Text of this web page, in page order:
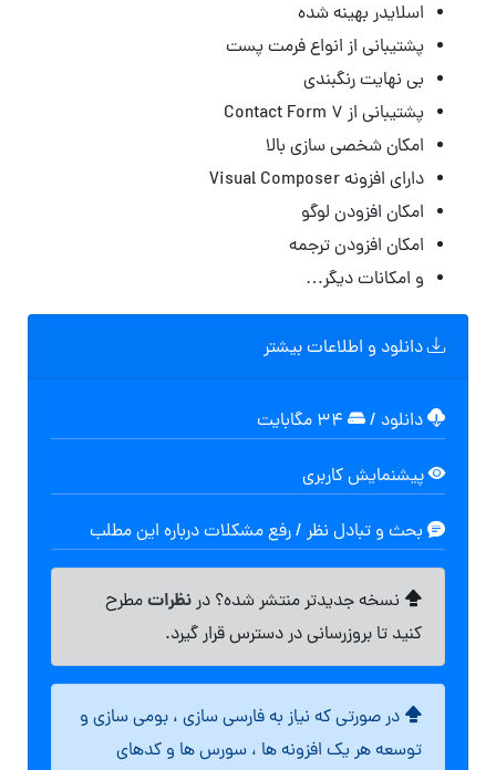
اسلایدر بهینه شده
پشتیبانی از انواع فرمت پست
بی نهایت رنگبندی
پشتیبانی از Contact Form 7
امکان شخصی سازی بالا
دارای افزونه Visual Composer
امکان افزودن لوگو
امکان افزودن ترجمه
و امکانات دیگر…
دانلود و اطلاعات بیشتر
دانلود /
پیشنمایش کاربری
بحث و تبادل نظر / رفع مشکلات درباره این مطلب
نسخه جدیدتر منتشر شده؟ درنظراتمطرح
کنید تا بروزرسانی در دسترس قرار گیرد.
در صورتی که نیاز به فارسی سازی ، بومی سازی و
توسعه هر یک افزونه ها ، سورس ها و کدهای